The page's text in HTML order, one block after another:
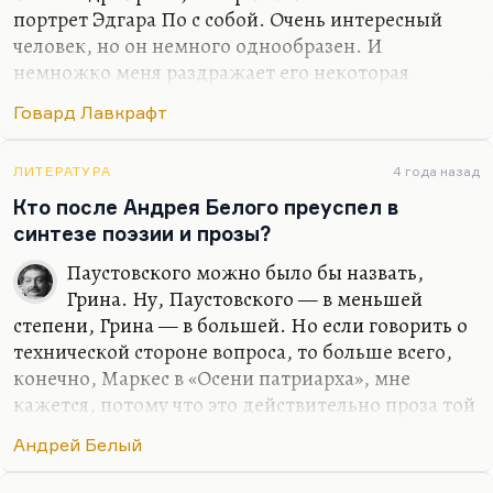
портрет Эдгара По с собой. Очень интересный
человек, но он немного однообразен. И
немножко меня раздражает его некоторая
Мальстрём», «Приключений Гордона Пима» и так
— это очень страшно, хорошо. Люблю его.
Говард Лавкрафт
ЛИТЕРАТУРА 4 года назад
Кто после Андрея Белого преуспел в
синтезе поэзии и прозы?
Паустовского можно было бы назвать,
Грина. Ну, Паустовского — в меньшей
степени, Грина — в большей. Но если говорить о
технической стороне вопроса, то больше всего,
конечно, Маркес в «Осени патриарха», мне
кажется, потому что это действительно проза той
стихотворного языка» Тынянова, это проблемы
Андрей Белый